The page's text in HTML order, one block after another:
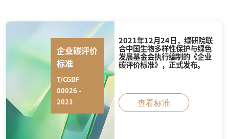
企业碳评价
标准
T/CGDF
00026 -
2021
2021年12月24日，绿研院联
合中国生物多样性保护与绿色
发展基金会执行编制的《企业
碳评价标准》，正式发布。
查看标准